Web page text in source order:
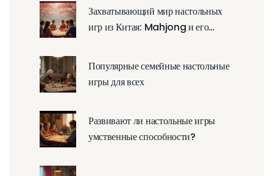
Захватывающий мир настольных
игр из Китая: Mahjong и его
Популярные семейные настольные
игры для всех
Развивают ли настольные игры
умственные способности?